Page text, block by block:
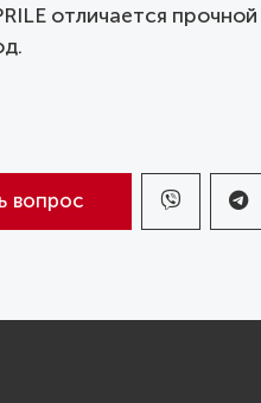
отличается прочной
вопрос